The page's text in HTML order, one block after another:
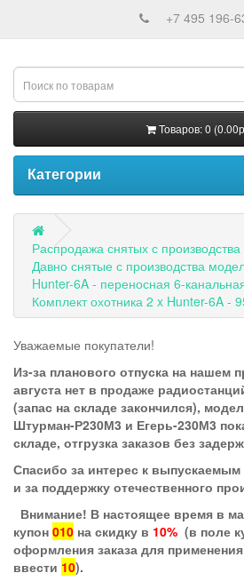
+7 495 196-
Товаров: 0
Категории
Распродажа снятых с
Давно снятые с производства
Hunter-6A - переносная 6-
Комплект охотника 2 x Hunter-6A -
Уважаемые покупатели!
Из-за планового отпуска на нашем
августа нет в продаже
(запас на складе закончился),
Штурман-Р230М3 и Егерь-230М3
складе, отгрузка заказов без
Спасибо за интерес к
и за поддержку отечественного
Внимание! В настоящее время в
купон 010 на скидку в 10% (в поле
оформления заказа для
ввести 10).